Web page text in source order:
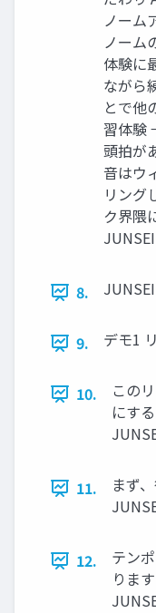
ノーム
ノーム
体験に
ながら
とで他
習体験
頭拍が
音はウ
リング
ク界隈
8.
9. デモ1
10.
この
にす
11.
まず
12.
テン
りま